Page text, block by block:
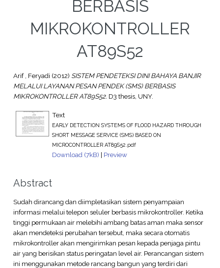
BERBASIS
MIKROKONTROLLER
AT89S52
Arif , Feryadi (2012) SISTEM PENDETEKSI DINI BAHAYA BANJIR
MELALUI LAYANAN PESAN PENDEK (SMS) BERBASIS
MIKROKONTROLLER AT89S52. D3 thesis, UNY.
Text
EARLY DETECTION SYSTEMS OF FLOOD HAZARD THROUGH
SHORT MESSAGE SERVICE (SMS) BASED ON
MICROCONTROLLER AT89S52.pdf
Download (7kB) | Preview
Abstract
Sudah dirancang dan diimpletasikan sistem penyampaian
informasi melalui telepon seluler berbasis mikrokontroller. Ketika
tinggi permukaan air melebihi ambang batas aman maka sensor
akan mendeteksi perubahan tersebut, maka secara otomatis
mikrokontroller akan mengirimkan pesan kepada penjaga pintu
air yang berisikan status peringatan level air. Perancangan sistem
ini menggunakan metode rancang bangun yang terdiri dari